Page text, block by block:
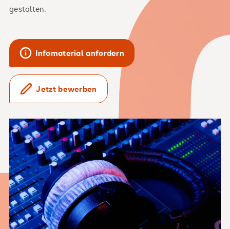
gestalten.
Infomaterial anfordern
Jetzt bewerben